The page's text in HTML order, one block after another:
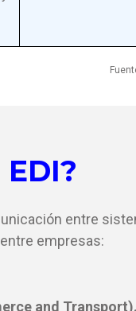
entre
empresas:
and Transport).